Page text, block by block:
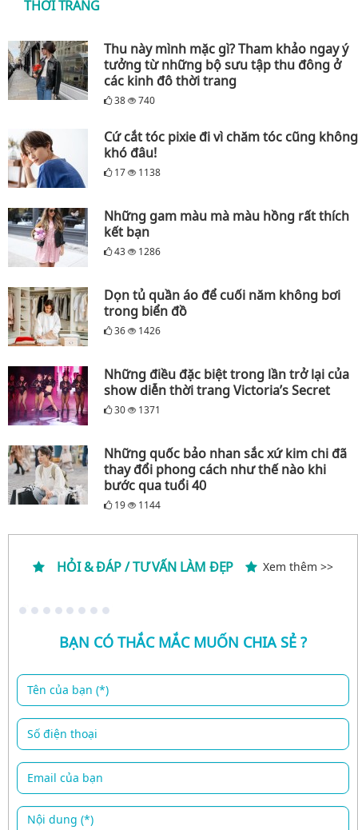
THỜI TRANG
Thu này mình mặc gì? Tham khảo ngay ý
tưởng từ những bộ sưu tập thu đông ở
các kinh đô thời trang
38 740
Cứ cắt tóc pixie đi vì chăm tóc cũng không
khó đâu!
17 1138
Những gam màu mà màu hồng rất thích
kết bạn
43 1286
Dọn tủ quần áo để cuối năm không bơi
trong biển đồ
36 1426
Những điều đặc biệt trong lần trở lại của
show diễn thời trang Victoria’s Secret
30 1371
Những quốc bảo nhan sắc xứ kim chi đã
thay đổi phong cách như thế nào khi
bước qua tuổi 40
19 1144
HỎI & ĐÁP / TƯ VẤN LÀM ĐẸP Xem thêm >>
BẠN CÓ THẮC MẮC MUỐN CHIA SẺ ?